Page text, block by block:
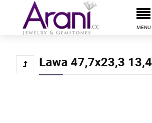
Lawa 47,7x23,3